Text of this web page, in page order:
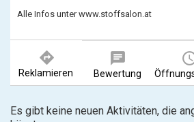
Alle Infos unter www.stoffsalon.at
directions
Reklamieren
chat
Bewertung
Es gibt keine neuen Aktivitäten, die